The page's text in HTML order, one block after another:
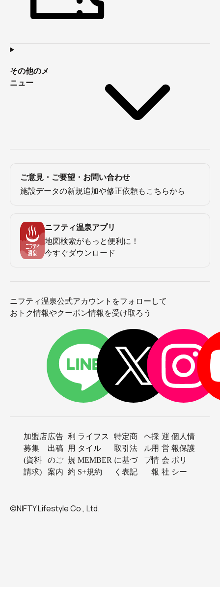
その他のメ
ニュー
ご意見・ご要望・お問い合わせ
施設データの新規追加や修正依頼もこちらから
ニフティ温泉アプリ
地図検索がもっと便利に！
今すぐダウンロード
ニフティ温泉公式アカウントをフォローして
おトク情報やクーポン情報を受け取ろう
加盟店
募集
(資料
請求)
広告
出稿
のご
案内
利
用
規
約
ライフス
タイル
MEMBER
S+規約
特定商
取引法
に基づ
く表記
ヘ
ル
プ
採
用
情
報
運
営
会
社
個人情
報保護
ポリ
シー
©NIFTY Lifestyle Co., Ltd.